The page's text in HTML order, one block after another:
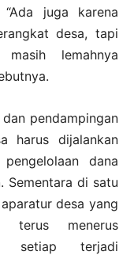
juga karena
desa, tapi
lemahnya
pendampingan
harus dijalankan
dana
Sementara di satu
desa yang
terus menerus
setiap terjadi